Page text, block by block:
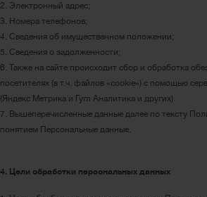
2. Электронный адрес;
3. Номера телефонов;
4. Сведения об имущественном положении;
5. Сведения о задолженности;
6. Также на сайте происходит сбор и обработка
посетителях (в т.ч. файлов «cookie») с помощью
(Яндекс Метрика и Гугл Аналитика и других).
7. Вышеперечисленные данные далее по тексту
понятием Персональные данные.
4. Цели обработки персональных данных